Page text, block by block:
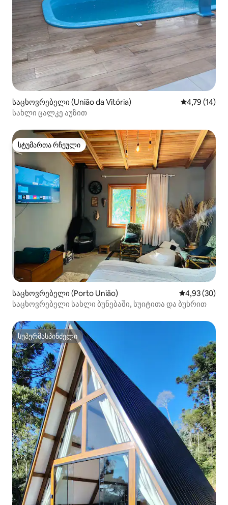
საცხოვრებელი (União da Vitória) საშუალო
4,79 (14)
სახლი ცალკე აუზით
სტუმართა რჩეული
სტუმართა რჩეული
საცხოვრებელი (Porto União) საშუალო
4,93 (30)
საცხოვრებელი სახლი ბუნებაში, სუიტითა და ბუხრით
სუპერმასპინძელი
სუპერმასპინძელი